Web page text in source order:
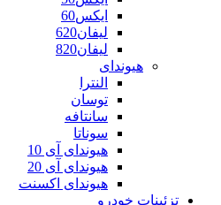
ایکس60
لیفان620
لیفان820
هیوندای
النترا
توسان
سانتافه
سوناتا
هیوندای آی 10
هیوندای آی 20
هیوندای اکسنت
تزئینات خودرو